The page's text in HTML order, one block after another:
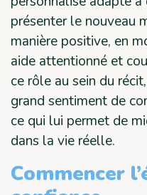
présenter le nouveau
manière positive, en
aide attentionné et
ce rôle au sein du
grand sentiment de
ce qui lui permet de
dans la vie réelle.
Commencer